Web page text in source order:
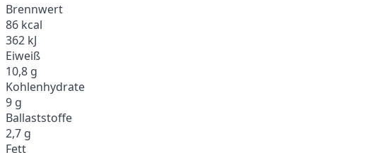
Brennwert
86 kcal
362 kJ
Eiweiß
10,8 g
Kohlenhydrate
9 g
Ballaststoffe
2,7 g
Fett